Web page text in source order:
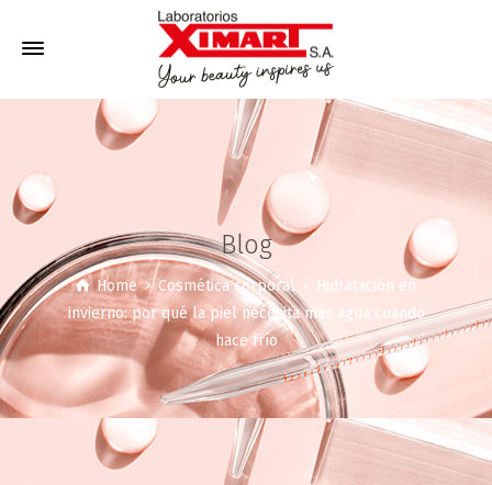
Blog
Home Cosmética corporal
Hidratación en
invierno: por qué la piel necesita más agua cuando
hace frío